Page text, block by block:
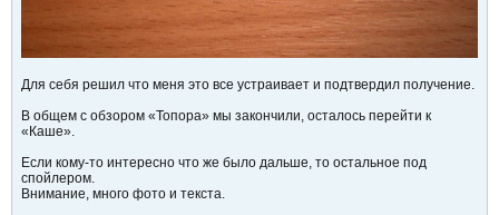
Для себя решил что меня это все устраивает и подтвердил получение.
В общем с обзором «Топора» мы закончили, осталось перейти к
«Каше».
Если кому-то интересно что же было дальше, то остальное под
спойлером.
Внимание, много фото и текста.